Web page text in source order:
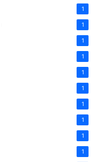
1
1
1
1
1
1
1
1
1
1